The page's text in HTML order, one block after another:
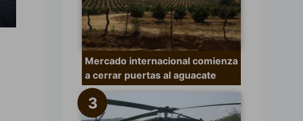
Mercado internacional comienza
a cerrar puertas al aguacate